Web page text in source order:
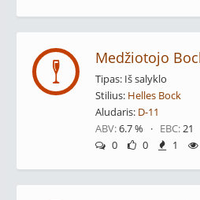
Medžiotojo
Tipas: Iš salyklo
Stilius: Helles Bock
Aludaris: D-11
ABV:6.7 % · EBC:21
0
0 1